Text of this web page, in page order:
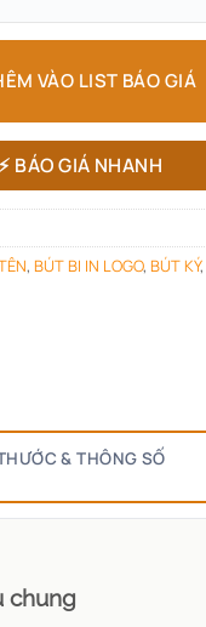
VÀO LIST BÁO GIÁ
⚡ BÁO GIÁ NHANH
, BÚT BI IN LOGO, BÚT KÝ,
& THÔNG SỐ
chung